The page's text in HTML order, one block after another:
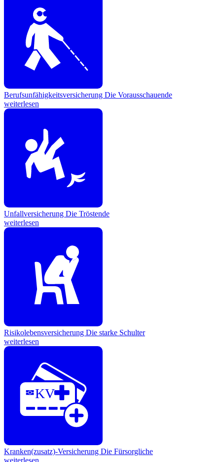
Berufsunfähigkeitsversicherung Die Vorausschauende
weiterlesen
Unfallversicherung Die Tröstende
weiterlesen
Risikolebensversicherung Die starke Schulter
weiterlesen
KV
Kranken(zusatz)-Versicherung Die Fürsorgliche
weiterlesen